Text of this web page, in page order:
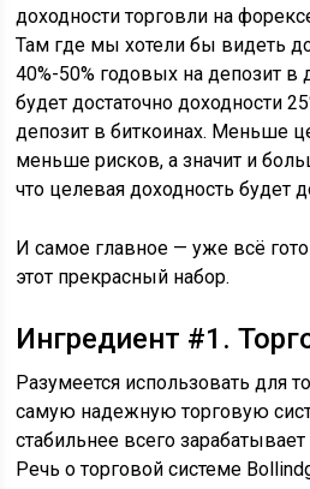
доходности торговли на
Там где мы хотели бы видеть
40%-50% годовых на депозит
будет достаточно доходности
депозит в биткоинах. Меньше
меньше рисков, а значит и
что целевая доходность будет
И самое главное — уже всё
этот прекрасный набор.
Ингредиент #1.
Разумеется использовать для
самую надежную торговую
стабильнее всего
Речь о торговой системе